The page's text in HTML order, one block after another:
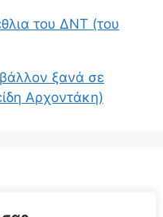
του ΔΝΤ (του
ξανά σε
Αρχοντάκη)